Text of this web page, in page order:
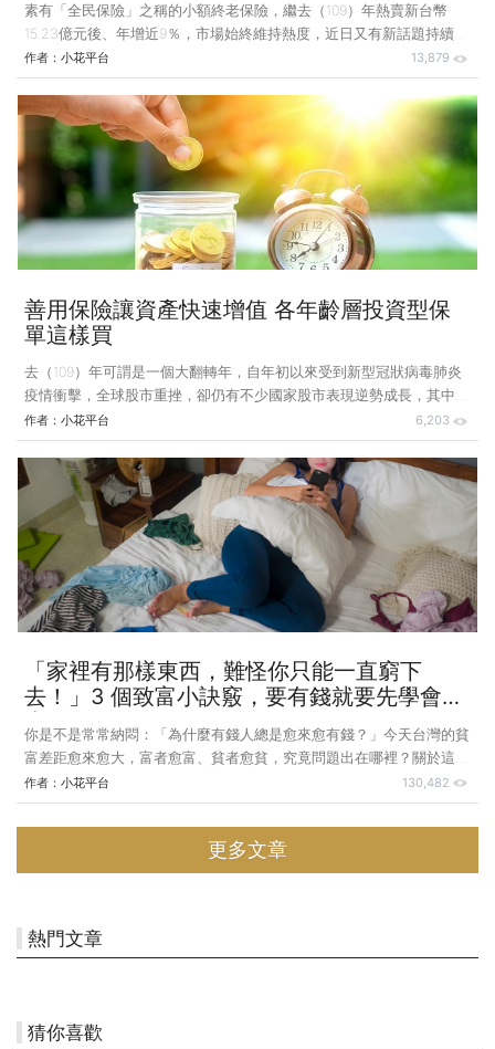
素有「全民保險」之稱的小額終老保險，繼去（109）年熱賣新台幣
15.23億元後、年增近9％，市場始終維持熱度，近日又有新話題持續延
燒，金管會保險局甫於日前公布，自今（110）年7月1日起，小額終老
保險的保額上限由現行的50萬元提高到70萬元，且每人終生可以投保
的張數也從2張再放寬至3張，一方面為滿足國人保障需求，也提供了
投保規劃時的彈性調整。 說到小額終老保險之所以受歡迎，主要因為
其主打「低保費」、「免體檢」及「低投保門檻」等保單優勢，成為高
齡長者幾乎「人手一張」的保單！不過，如果你以為小額終老保險是專
門為高齡長者設計的保單，那麼你就錯了！怎麼說？ 小花平台
作者： 小花平台 13,879
善用保險讓資產快速增值 各年齡層投資型保
單這樣買
去（109）年可謂是一個大翻轉年，自年初以來受到新型冠狀病毒肺炎
疫情衝擊，全球股市重挫，卻仍有不少國家股市表現逆勢成長，其中美
股、台股、韓股及印股等，在熱錢帶動下續創歷史新高，面對台股指數
一路攀升，許多投資人完全措手不及，懊惱沒有「跟上」這波漲
勢……，你也是其中一個嗎？小花平台提醒你，不論是存股或是買保
險，最重要的是要懂得儲蓄理財，「沒有跟上這波漲勢不要緊，如果善
用保險，也能讓資產快速增值。」像是投資型保單就是不錯的選擇，除
了讓資產穩健增值、創造退休現金流外，對於資金有限的小資族來說，
投資型保單更是一舉多得「小錢就能買高保障」，為自己在短時間內累
作者： 小花平台 6,203
「家裡有那樣東西，難怪你只能一直窮下
去！」3 個致富小訣竅，要有錢就要先學會丟
東西！
你是不是常常納悶：「為什麼有錢人總是愈來愈有錢？」今天台灣的貧
富差距愈來愈大，富者愈富、貧者愈貧，究竟問題出在哪裡？關於這一
點，小編先前曾多次以專題進行深入探討，其主要理由莫衷一是，不外
乎價值觀念和生活習慣天差地別，像是有錢人想的和你不一樣、有錢人
都偏愛使用長皮夾……等，本周小編再從日常生活習慣切入，你知道在
有錢人家裡是看不到衛生紙的，還有他們也不會在冰箱上貼上備忘貼
紙，有點難以想像吧～以下一起來了解其中的眉眉角角。 有錢人的家
作者： 小花平台 130,482
更多文章
熱門文章
猜你喜歡